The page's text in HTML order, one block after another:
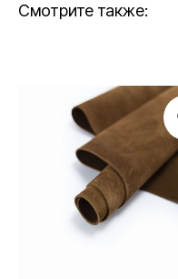
Смотрите также: